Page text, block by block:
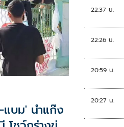
แบม' นำแก๊ง
22:37 น.
22:26 น.
20:59 น.
20:27 น.